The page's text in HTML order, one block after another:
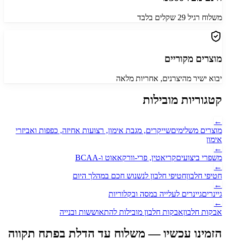
משלוח רגיל 29 שקלים בלבד
מוצרים מקוריים
יבוא ישיר מהיצרנים, אחריות מלאה
קטגוריות מובילות
←
מוצרים משלימיםשייקרים, מגבת אימון, רצועות אחיזה, כפפות ואביזרי
אימון
←
משפרי ביצועיםקריאטין, פרי-וורקאאוט ו-BCAA
←
חטיפי חלבוןחטיפי חלבון לנשנוש חכם במהלך היום
←
גיינריםגיינרים לעלייה במסה ובקלוריות
←
אבקות חלבוןאבקות חלבון מובילות להתאוששות ובנייה
הזמינו עכשיו — משלוח עד הדלת בפתח תקווה